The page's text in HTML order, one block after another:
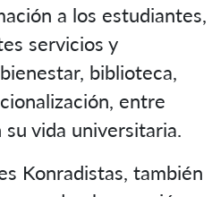
a los estudiantes,
servicios y
biblioteca,
entre
vida universitaria.
Konradistas, también